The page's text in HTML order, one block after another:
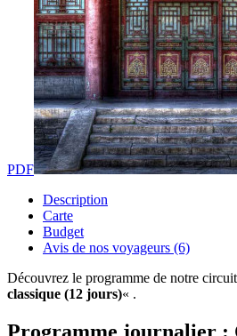
PDF
Description
Carte
Budget
Avis de nos voyageurs (6)
Découvrez le programme de notre
classique (12 jours)« .